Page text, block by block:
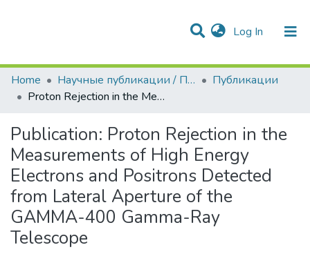
Log In (current)
Communities & Collections
Statistics
All of DSpace
Home
Научные публикации / Препринты
Публикации
Proton Rejection in the Measurements of High Energy Electrons and Positrons Detected from Lateral Aperture of the GAMMA-400 Gamma-Ray Telescope
Publication: Proton Rejection in the
Measurements of High Energy
Electrons and Positrons Detected
from Lateral Aperture of the
GAMMA-400 Gamma-Ray
Telescope